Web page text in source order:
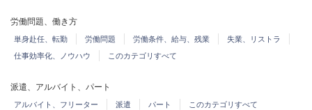
労働問題、働き方
単身赴任、転勤 労働問題 労働条件、給与、残業
失業、リストラ
仕事効率化、ノウハウ
このカテゴリすべて
派遣、アルバイト、パート
アルバイト、フリーター 派遣 パート このカテゴリすべて